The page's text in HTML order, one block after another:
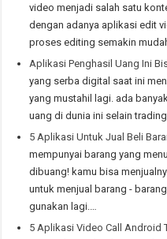
video menjadi salah satu
dengan adanya aplikasi edit
proses editing semakin
Aplikasi Penghasil Uang Ini
yang serba digital saat ini
yang mustahil lagi. ada
uang di dunia ini selain
5 Aplikasi Untuk Jual Beli
mempunyai barang yang
dibuang! kamu bisa
untuk menjual barang -
gunakan lagi.…
5 Aplikasi Video Call Android